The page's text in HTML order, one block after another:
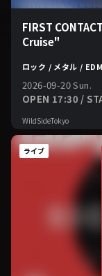
FIRST
Cruise"
ロック / メタル /
2026-09-20 Sun.
OPEN 17:30 /
WildSideTokyo
ライブ